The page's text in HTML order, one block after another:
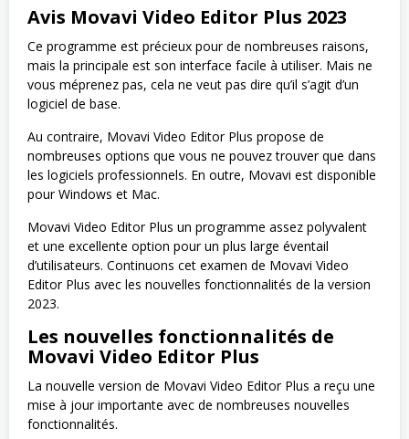
Avis Movavi Video Editor Plus 2023
Ce programme est précieux pour de nombreuses raisons,
mais la principale est son interface facile à utiliser. Mais ne
vous méprenez pas, cela ne veut pas dire qu’il s’agit d’un
logiciel de base.
Au contraire, Movavi Video Editor Plus propose de
nombreuses options que vous ne pouvez trouver que dans
les logiciels professionnels. En outre, Movavi est disponible
pour Windows et Mac.
Movavi Video Editor Plus un programme assez polyvalent
et une excellente option pour un plus large éventail
d’utilisateurs. Continuons cet examen de Movavi Video
Editor Plus avec les nouvelles fonctionnalités de la version
2023.
Les nouvelles fonctionnalités de
Movavi Video Editor Plus
La nouvelle version de Movavi Video Editor Plus a reçu une
mise à jour importante avec de nombreuses nouvelles
fonctionnalités.